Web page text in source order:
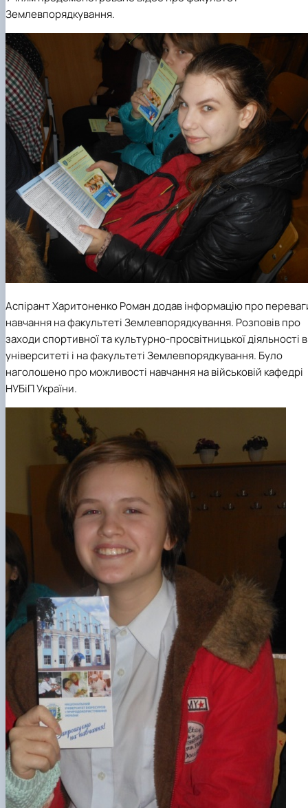
Землевпорядкування.
Аспірант Харитоненко Роман додав інформацію про
навчання на факультеті Землевпорядкування. Розповів про
заходи спортивної та культурно-просвітницької діяльності в
університеті і на факультеті Землевпорядкування. Було
наголошено про можливості навчання на військовій кафедрі
НУБіП України.